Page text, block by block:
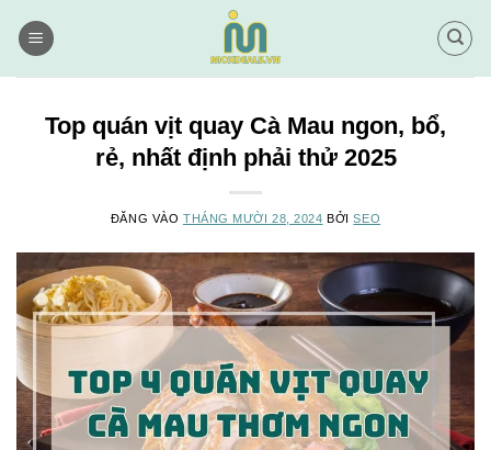
qua
Top quán vịt quay Cà Mau ngon, bổ,
rẻ, nhất định phải thử 2025
ĐĂNG VÀO THÁNG MƯỜI 28, 2024 BỞISEO